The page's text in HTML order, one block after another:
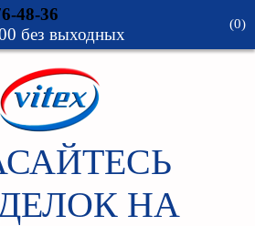
48-36
без выходных
(0)
НА